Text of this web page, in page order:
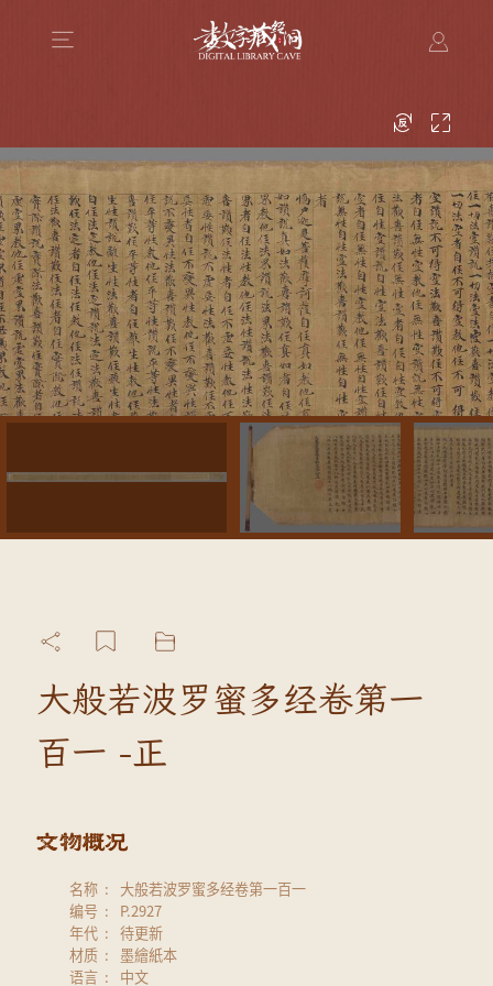
大般若波罗蜜多经卷第一
百一 -正
名称
大般若波罗蜜多经卷第一百一
编号
P.2927
年代
待更新
材质
墨繪紙本
语言
中文